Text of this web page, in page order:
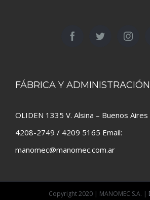
FÁBRICA Y
OLIDEN 1335 V. Alsina – Buenos
4208-2749 / 4209 5165 Email:
manomec@manomec.com.ar
Copyright 2020 | MANOMEC S.A. |